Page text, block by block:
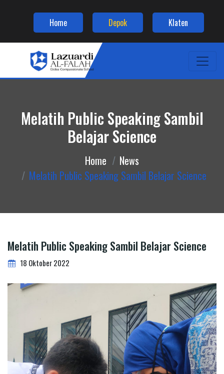
Home Depok Klaten
Melatih Public Speaking Sambil
Belajar Science
Home
News
Melatih Public Speaking Sambil Belajar Science
Melatih Public Speaking Sambil Belajar Science
18 Oktober 2022